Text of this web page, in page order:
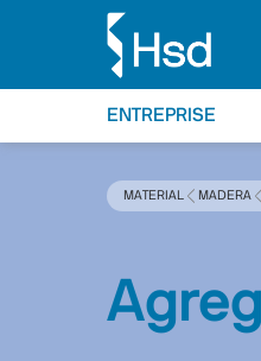
ENTREPRISE
MATERIAL MADERA